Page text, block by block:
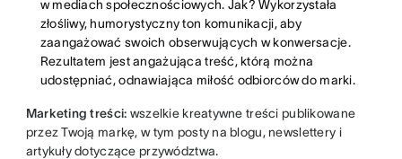
w mediach społecznościowych. Jak? Wykorzystała
złośliwy, humorystyczny ton komunikacji, aby
zaangażować swoich obserwujących w konwersacje.
Rezultatem jest angażująca treść, którą można
udostępniać, odnawiająca miłość odbiorców do marki.
Marketing treści: wszelkie kreatywne treści publikowane
przez Twoją markę, w tym posty na blogu, newslettery i
artykuły dotyczące przywództwa.